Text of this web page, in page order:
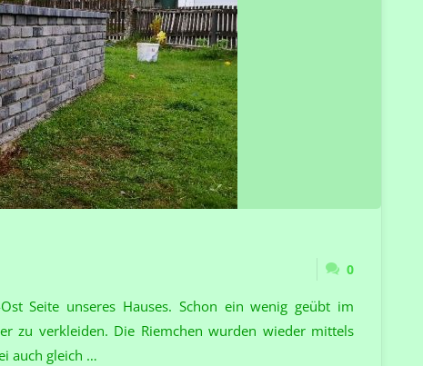
0
Seite unseres Hauses. Schon ein wenig geübt im
zu verkleiden. Die Riemchen wurden wieder mittels
auch gleich …